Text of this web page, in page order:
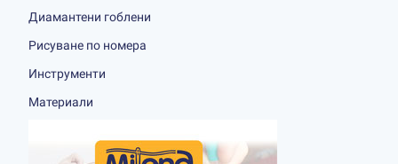
Диамантени гоблени
Рисуване по номера
Инструменти
Материали